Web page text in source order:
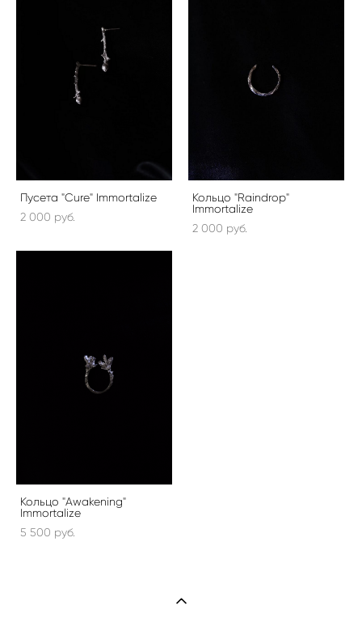
Пусета "Cure" Immortalize
2 000 pуб.
Кольцо "Raindrop"
Immortalize
2 000 pуб.
Кольцо "Awakening"
Immortalize
5 500 pуб.